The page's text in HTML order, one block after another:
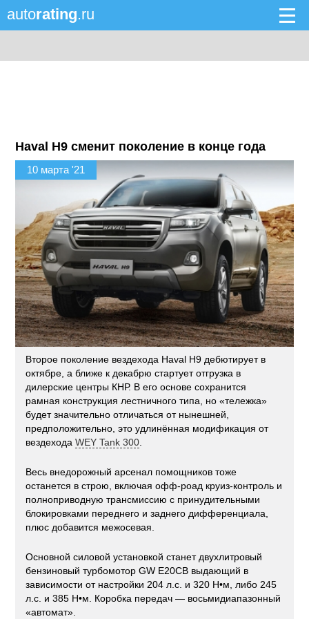
autorating.ru
Haval H9 сменит поколение в конце года
10 марта '21
Второе поколение вездехода Haval H9 дебютирует в
октябре, а ближе к декабрю стартует отгрузка в
дилерские центры КНР. В его основе сохранится
рамная конструкция лестничного типа, но «тележка»
будет значительно отличаться от нынешней,
предположительно, это удлинённая модификация от
вездеходаWEY Tank 300
Весь внедорожный арсенал помощников тоже
останется в строю, включая офф-роад круиз-контроль и
полноприводную трансмиссию с принудительными
блокировками переднего и заднего дифференциала,
плюс добавится межосевая.
Основной силовой установкой станет двухлитровый
бензиновый турбомотор GW E20CB выдающий в
зависимости от настройки 204 л.с. и 320 Н•м, либо 245
л.с. и 385 Н•м. Коробка передач — восьмидиапазонный
«автомат».